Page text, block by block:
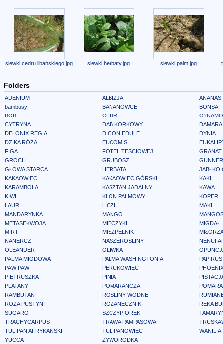
siewki cedru libańskiego.jpg siewki herbaty.jpg siewki palm.jpg
Folders
ADENIUM ALBIZJA
ANANAS
bambusy
BANANOWCE
BONSAI
BÓB
CEDR
CYTRYNA
DAB KORKOWY
DAMARA
DELONIX REGIA
DIOON EDULE
DYNIA
DZIKA RÓŻA
EUCOMIS
FIGA
FOTEL TEŚCIOWEJ
GRANAT
GROCH
GRUBOSZ
GŁOWA STARCA
HERBATA
JABŁKO
KAKAOWIEC
KAKAOWIEC GÓRSKI
KAKI
KARAMBOLA
KASZTAN JADALNY
KAWA
KIWI
KLON PALMOWY
KOPER
LAUR
LICZI
MAKI
MANDARYNKA
MANGO
METASEKWOJA
MIECZYKI
MIGDAŁ
MIRT
MISZPELNIK
NANERCZ
NASZEROSLINY
OLEANDER
OLIWKA
PALMA MIODOWA
PALMA WASHINGTONIA
PAPIRUS
PAW PAW
PERUKOWIEC
PIETRUSZKA
PINIA
PLATANY
POMARAŃCZA
RAMBUTAN
ROSLINY WODNE
RÓŻA PUSTYNI
RÓŻANECZNIK
RĘKA
SUGARO
SZCZYPIOREK
TRACHYCARPUS
TRAWA PAMPASOWA
TULIPAN AFRYKAŃSKI
TULIPANOWIEC
WANILIA
YUCCA
ŻYWORÓDKA